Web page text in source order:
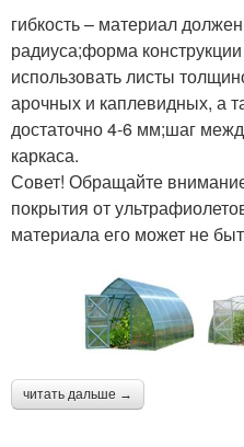
гибкость – материал
радиуса;форма
использовать листы
арочных и каплевидных, а
достаточно 4-6 мм;шаг
каркаса.
Совет! Обращайте
покрытия от
материала его может не
читать дальше →